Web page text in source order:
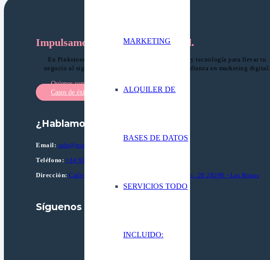
MARKETING
ALQUILER DE
BASES DE DATOS
SERVICIOS TODO
INCLUIDO:
Impulsamos tu crecimiento digital.
En Pinkstone combinamos estrategia, creatividad y tecnología para llevar tu
negocio al siguiente nivel. Somos tu partner de confianza en marketing digital.
Quienes somos
Casos de éxito
¿Hablamos?
Email: info@pinkstone.es
Teléfono: +34 91 602 72 64
Dirección: Calle Pollensa, 2 Edif. Apolo, planta 2, Ofic. 20 28290 –Las Rozas
Síguenos